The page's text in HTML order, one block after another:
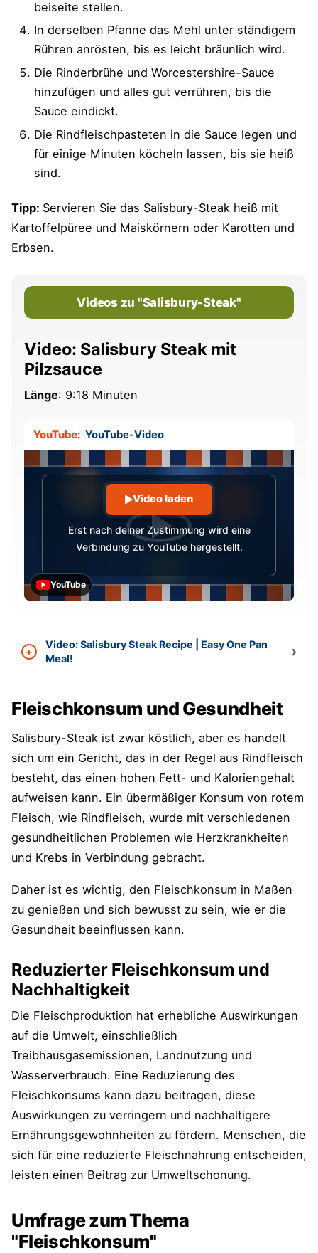
beiseite stellen.
In derselben Pfanne das Mehl unter ständigem
Rühren anrösten, bis es leicht bräunlich wird.
Die Rinderbrühe und Worcestershire-Sauce
hinzufügen und alles gut verrühren, bis die
Sauce eindickt.
Die Rindfleischpasteten in die Sauce legen und
für einige Minuten köcheln lassen, bis sie heiß
sind.
Tipp: Servieren Sie das Salisbury-Steak heiß mit
Kartoffelpüree und Maiskörnern oder Karotten und
Erbsen.
Videos zu "Salisbury-Steak"
Video: Salisbury Steak mit
Pilzsauce
Länge: 9:18 Minuten
YouTube: YouTube-Video
YouTube
Video laden
Erst nach deiner Zustimmung wird eine
Verbindung zu YouTube hergestellt.
Video: Salisbury Steak Recipe | Easy One Pan
Meal!
Fleischkonsum und Gesundheit
Salisbury-Steak ist zwar köstlich, aber es handelt
sich um ein Gericht, das in der Regel aus Rindfleisch
besteht, das einen hohen Fett- und Kaloriengehalt
aufweisen kann. Ein übermäßiger Konsum von rotem
Fleisch, wie Rindfleisch, wurde mit verschiedenen
gesundheitlichen Problemen wie Herzkrankheiten
und Krebs in Verbindung gebracht.
Daher ist es wichtig, den Fleischkonsum in Maßen
zu genießen und sich bewusst zu sein, wie er die
Gesundheit beeinflussen kann.
Reduzierter Fleischkonsum und
Nachhaltigkeit
Die Fleischproduktion hat erhebliche Auswirkungen
auf die Umwelt, einschließlich
Treibhausgasemissionen, Landnutzung und
Wasserverbrauch. Eine Reduzierung des
Fleischkonsums kann dazu beitragen, diese
Auswirkungen zu verringern und nachhaltigere
Ernährungsgewohnheiten zu fördern. Menschen, die
sich für eine reduzierte Fleischnahrung entscheiden,
leisten einen Beitrag zur Umweltschonung.
Umfrage zum Thema
"Fleischkonsum"